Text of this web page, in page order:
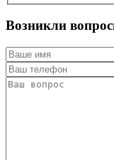
Возникли